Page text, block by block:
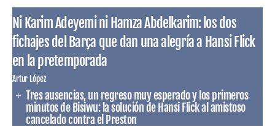
Ni Karim Adeyemi ni Hamza Abdelkarim: los dos
fichajes del Barça que dan una alegría a Hansi Flick
en la pretemporada
Artur López
Tres ausencias, un regreso muy esperado y los primeros
minutos de Bisiwu: la solución de Hansi Flick al amistoso
cancelado contra el Preston